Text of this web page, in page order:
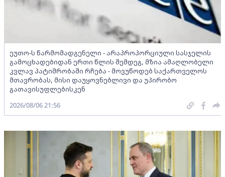
ეუთო-ს წარმომადგენელი - არაპროპორციული სასჯელის
გამოცხადებიდან ერთი წლის შემდეგ, მზია ამაღლობელი
კვლავ პატიმრობაში რჩება - მოვუწოდებ საქართველოს
მთავრობას, მისი დაუყოვნებლივი და უპირობო
გათავისუფლებისკენ
2026/08/06 21:56